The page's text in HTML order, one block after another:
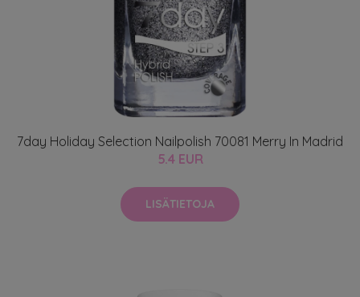
7day Holiday Selection Nailpolish 70081 Merry In Madrid
5.4 EUR
LISÄTIETOJA